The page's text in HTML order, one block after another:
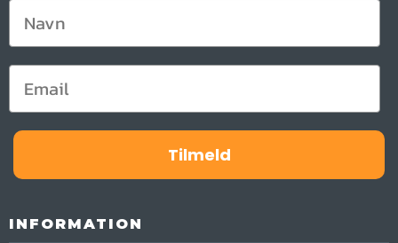
Tilmeld
INFORMATION